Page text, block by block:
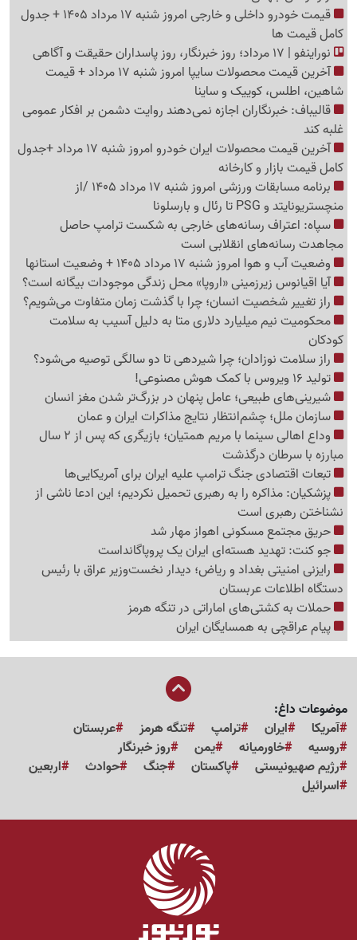
قیمت خودرو داخلی و خارجی امروز شنبه 17 مرداد 1405 + جدول
کامل قیمت ها
نوراینفو | 17 مرداد؛ روز خبرنگار، روز پاسداران حقیقت و آگاهی
آخرین قیمت محصولات سایپا امروز شنبه 17 مرداد + قیمت
شاهین، اطلس، کوییک و ساینا
قالیباف: خبرنگاران اجازه نمی‌دهند روایت دشمن بر افکار عمومی
غلبه کند
آخرین قیمت محصولات ایران خودرو امروز شنبه 17 مرداد +جدول
کامل قیمت بازار و کارخانه
برنامه مسابقات ورزشی امروز شنبه 17 مرداد 1405 /از
منچستریونایتد و PSG تا رئال و بارسلونا
سپاه: اعتراف رسانه‌های خارجی به شکست ترامپ حاصل
مجاهدت رسانه‌های انقلابی است
وضعیت آب و هوا امروز شنبه 17 مرداد 1405 + وضعیت استانها
آیا اقیانوس زیرزمینی «اروپا» محل زندگی موجودات بیگانه است؟
راز تغییر شخصیت انسان؛ چرا با گذشت زمان متفاوت می‌شویم؟
محکومیت نیم میلیارد دلاری متا به دلیل آسیب به سلامت
کودکان
راز سلامت نوزادان؛ چرا شیردهی تا دو سالگی توصیه می‌شود؟
تولید 16 ویروس با کمک هوش مصنوعی!
شیرینی‌های طبیعی؛ عامل پنهان در بزرگ‌تر شدن مغز انسان
سازمان ملل؛ چشم‌انتظار نتایج مذاکرات ایران و عمان
وداع اهالی سینما با مریم همتیان؛ بازیگری که پس از 2 سال
مبارزه با سرطان درگذشت
تبعات اقتصادی جنگ ترامپ علیه ایران برای آمریکایی‌ها
پزشکیان: مذاکره را به رهبری تحمیل نکردیم؛ این ادعا ناشی از
نشناختن رهبری است
حریق مجتمع مسکونی اهواز مهار شد
جو کنت: تهدید هسته‌ای ایران یک پروپاگانداست
رایزنی امنیتی بغداد و ریاض؛ دیدار نخست‌وزیر عراق با رئیس
دستگاه اطلاعات عربستان
حملات به کشتی‌های اماراتی در تنگه هرمز
پیام عراقچی به همسایگان ایران
موضوعات داغ:
آمریکا
ایران ترامپ تنگه هرمز
عربستان
روسیه
خاورمیانه یمن
روز خبرنگار
رژیم صهیونیستی
پاکستان جنگ حوادث
اربعین
اسرائیل